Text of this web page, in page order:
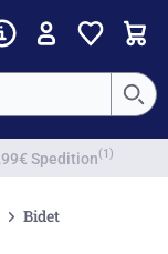
Bidet